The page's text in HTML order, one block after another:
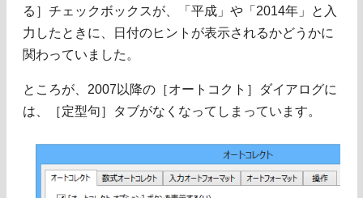
る］チェックボックスが、「平成」や「2014年」と入
力したときに、日付のヒントが表示されるかどうかに
関わっていました。
ところが、2007以降の［オートコクト］ダイアログに
は、［定型句］タブがなくなってしまっています。